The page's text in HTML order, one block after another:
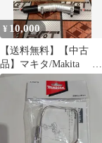
¥ 10,000
【送料無料】【中古
品】マキタ/Makita A-
75079 角度変更アタ
ッチメント【ハンズク
ラフト島根出雲】